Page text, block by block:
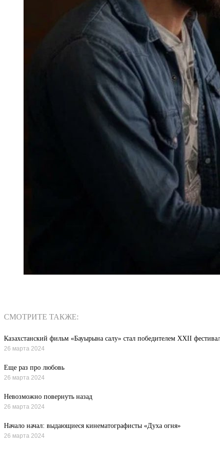
СМОТРИТЕ ТАКЖЕ:
Казахстанский фильм «Бауырына салу» стал победителем XXII
26 марта 2024
Еще раз про любовь
26 марта 2024
Невозможно повернуть назад
26 марта 2024
Начало начал: выдающиеся кинематографисты «Духа огня»
26 марта 2024